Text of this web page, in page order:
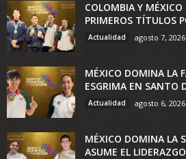
COLOMBIA Y MÉXICO
PRIMEROS TÍTULOS
Actualidad agosto 7, 2026
MÉXICO DOMINA LA
ESGRIMA EN SANTO
Actualidad agosto 6, 2026
MÉXICO DOMINA LA
ASUME EL